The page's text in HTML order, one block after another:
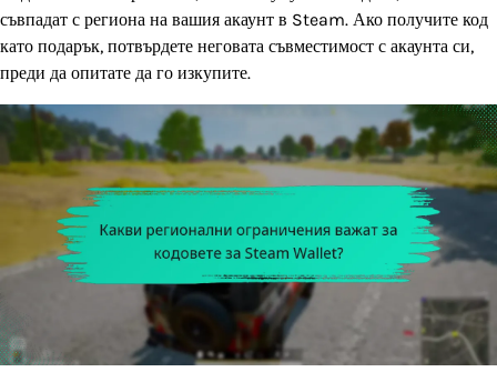
съвпадат с региона на вашия акаунт в Steam. Ако получите код
като подарък, потвърдете неговата съвместимост с акаунта си,
преди да опитате да го изкупите.